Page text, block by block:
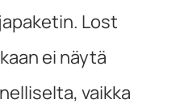
Lost
ei näytä
vaikka